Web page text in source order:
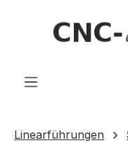
Linearführungen